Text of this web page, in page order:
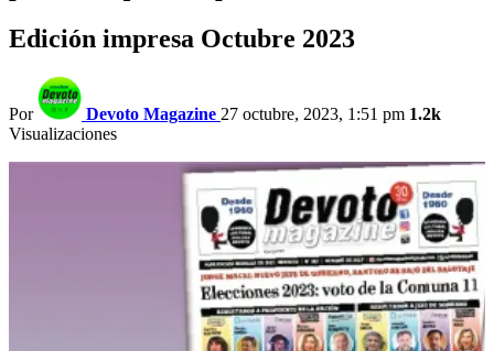
Edición impresa Octubre 2023
Por Devoto Magazine 27 octubre, 2023, 1:51 pm 1.2k
Visualizaciones